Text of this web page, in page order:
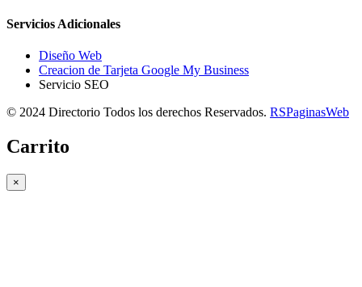
Servicios Adicionales
Diseño Web
Creacion de Tarjeta Google My Business
Servicio SEO
© 2024 Directorio Todos los derechos Reservados. RSPaginasWeb
Carrito
×